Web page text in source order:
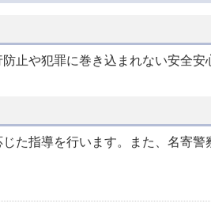
止や犯罪に巻き込まれない安全安
た指導を行います。また、名寄警